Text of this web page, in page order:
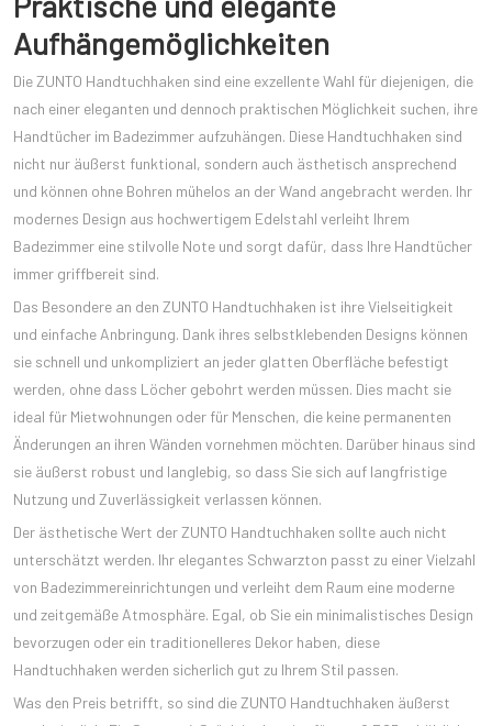
Aufhängemöglichkeiten
Die ZUNTO Handtuchhaken sind eine exzellente Wahl für diejenigen, die
nach einer eleganten und dennoch praktischen Möglichkeit suchen, ihre
Handtücher im Badezimmer aufzuhängen. Diese Handtuchhaken sind
nicht nur äußerst funktional, sondern auch ästhetisch ansprechend
und können ohne Bohren mühelos an der Wand angebracht werden. Ihr
modernes Design aus hochwertigem Edelstahl verleiht Ihrem
Badezimmer eine stilvolle Note und sorgt dafür, dass Ihre Handtücher
immer griffbereit sind.
Das Besondere an den ZUNTO Handtuchhaken ist ihre Vielseitigkeit
und einfache Anbringung. Dank ihres selbstklebenden Designs können
sie schnell und unkompliziert an jeder glatten Oberfläche befestigt
werden, ohne dass Löcher gebohrt werden müssen. Dies macht sie
ideal für Mietwohnungen oder für Menschen, die keine permanenten
Änderungen an ihren Wänden vornehmen möchten. Darüber hinaus sind
sie äußerst robust und langlebig, so dass Sie sich auf langfristige
Nutzung und Zuverlässigkeit verlassen können.
Der ästhetische Wert der ZUNTO Handtuchhaken sollte auch nicht
unterschätzt werden. Ihr elegantes Schwarzton passt zu einer Vielzahl
von Badezimmereinrichtungen und verleiht dem Raum eine moderne
und zeitgemäße Atmosphäre. Egal, ob Sie ein minimalistisches Design
bevorzugen oder ein traditionelleres Dekor haben, diese
Handtuchhaken werden sicherlich gut zu Ihrem Stil passen.
Was den Preis betrifft, so sind die ZUNTO Handtuchhaken äußerst